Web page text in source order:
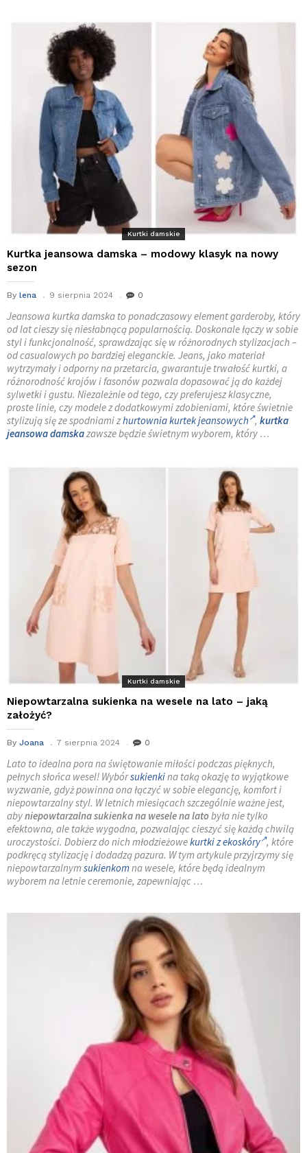
Kurtki damskie
Kurtka jeansowa damska – modowy klasyk na nowy
sezon
By lena 9 sierpnia 2024 0
Jeansowa kurtka damska to ponadczasowy element garderoby, który
od lat cieszy się niesłabnącą popularnością. Doskonale łączy w sobie
styl i funkcjonalność, sprawdzając się w różnorodnych stylizacjach –
od casualowych po bardziej eleganckie. Jeans, jako materiał
wytrzymały i odporny na przetarcia, gwarantuje trwałość kurtki, a
różnorodność krojów i fasonów pozwala dopasować ją do każdej
sylwetki i gustu. Niezależnie od tego, czy preferujesz klasyczne,
proste linie, czy modele z dodatkowymi zdobieniami, które świetnie
stylizują się ze spodniami zhurtownia kurtek jeansowych , kurtka
jeansowa damskazawsze będzie świetnym wyborem, który …
Kurtki damskie
Niepowtarzalna sukienka na wesele na lato – jaką
założyć?
By Joana 7 sierpnia 2024 0
Lato to idealna pora na świętowanie miłości podczas pięknych,
pełnych słońca wesel! Wybórsukienkina taką okazję to wyjątkowe
wyzwanie, gdyż powinna ona łączyć w sobie elegancję, komfort i
niepowtarzalny styl. W letnich miesiącach szczególnie ważne jest,
abyniepowtarzalna sukienka na weselena latobyła nie tylko
efektowna, ale także wygodna, pozwalając cieszyć się każdą chwilą
uroczystości. Dobierz do nich młodzieżowekurtki z ekoskóry , które
podkręcą stylizację i dodadzą pazura. W tym artykule przyjrzymy się
niepowtarzalnym sukienkomna wesele, które będą idealnym
wyborem na letnie ceremonie, zapewniając …